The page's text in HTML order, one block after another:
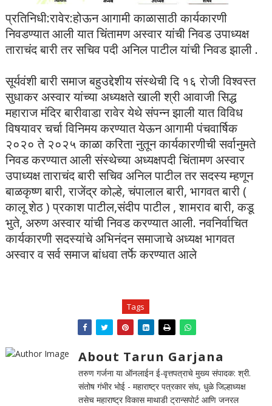
प्रतिनिधी:रावेर:होऊन आगामी काळासाठी कार्यकारणी
निवडण्यात आली यात चिंतामण अस्वार यांची निवड उपाध्यक्ष
ताराचंद बारी तर सचिव पदी अनिल पाटील यांची निवड झाली .
सूर्यवंशी बारी समाज बहुउद्देशीय संस्थेची दि १६ रोजी विश्वस्त
सुधाकर अस्वार यांच्या अध्यक्षते खाली श्री आवाजी सिद्ध
महाराज मंदिर बारीवाडा रावेर येथे संपन्न झाली यात विविध
विषयावर चर्चा विनिमय करण्यात येऊन आगामी पंचवार्षिक
२०२० ते २०२५ काळा करिता नुतून कार्यकारणीची सर्वानुमते
निवड करण्यात आली संस्थेच्या अध्यक्षपदी चिंतामण अस्वार
उपाध्यक्ष ताराचंद बारी सचिव अनिल पाटील तर सदस्य म्हणून
बाळकृष्ण बारी, राजेंद्र कोल्हे, चंपालाल बारी, भागवत बारी (
कालू शेठ ) प्रकाश पाटील,संदीप पाटील , शामराव बारी, कडू
भुते, अरुण अस्वार यांची निवड करण्यात आली. नवनिर्वाचित
कार्यकारणी सदस्यांचे अभिनंदन समाजाचे अध्यक्ष भागवत
अस्वार व सर्व समाज बांधवा तर्फे करण्यात आले
Tags
About Tarun Garjana
तरुण गर्जना या ऑनलाईन ई-वृत्तपत्राचे मुख्य संपादक: श्री.
संतोष गंभीर भोई - महाराष्ट्र पत्रकार संघ, धुळे जिल्हाध्यक्ष
तसेच महाराष्ट्र विकास माथाडी ट्रान्सपोर्ट आणि जनरल